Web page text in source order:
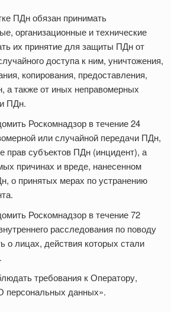
ПДн обязан принимать
организационные и технические
их принятие для защиты ПДн от
доступа к ним, уничтожения,
копирования, предоставления,
а также от иных неправомерных
ПДн.
Роскомнадзор в течение 24
или случайной передачи ПДн,
прав субъектов ПДн (инцидент), а
причинах и вреде, нанесенном
о принятых мерах по устранению
Роскомнадзор в течение 72
расследования по поводу
о лицах, действия которых стали
требования к Оператору,
персональных данных».